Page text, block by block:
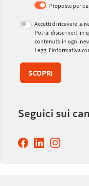
Proposte per
Accetti di ricevere la
Potrai disiscriverti in
contenuto in ogni
Leggi l’informativa
SCOPRI
Seguici sui